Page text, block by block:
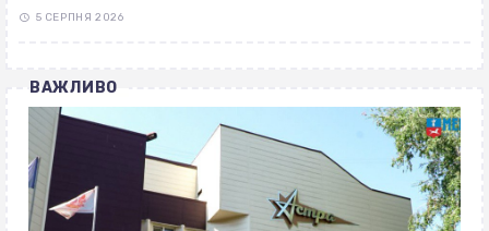
5 СЕРПНЯ 2026
ВАЖЛИВО